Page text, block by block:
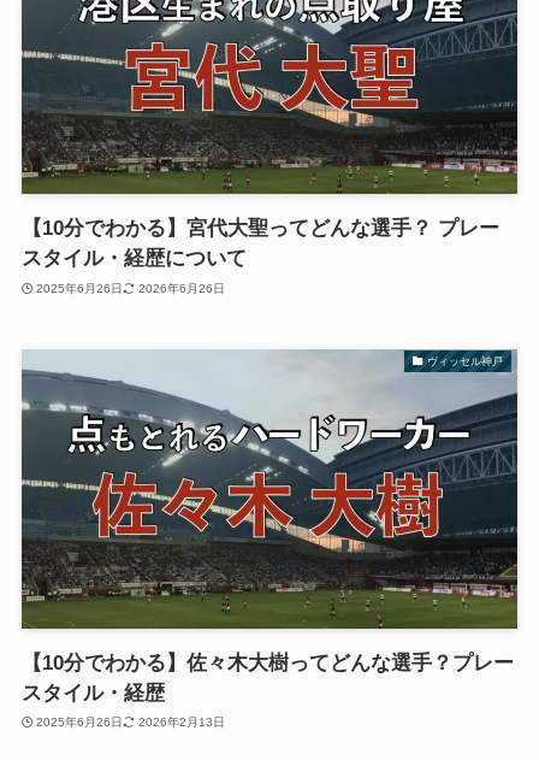
【10分でわかる】宮代大聖ってどんな選手？ プレー
スタイル・経歴について
2025年6月26日 2026年6月26日
ヴィッセル神戸
【10分でわかる】佐々木大樹ってどんな選手？プレー
スタイル・経歴
2025年6月26日 2026年2月13日